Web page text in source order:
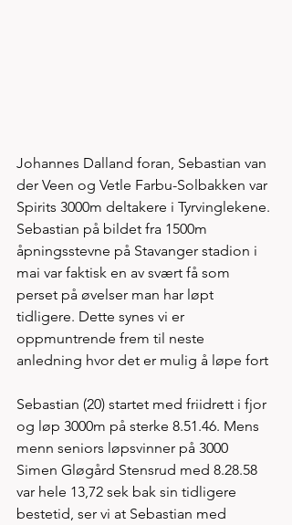
Johannes Dalland foran, Sebastian van
der Veen og Vetle Farbu-Solbakken var
Spirits 3000m deltakere i Tyrvinglekene.
Sebastian på bildet fra 1500m
åpningsstevne på Stavanger stadion i
mai var faktisk en av svært få som
perset på øvelser man har løpt
tidligere. Dette synes vi er
oppmuntrende frem til neste
anledning hvor det er mulig å løpe fort
Sebastian (20) startet med friidrett i fjor
og løp 3000m på sterke 8.51.46. Mens
menn seniors løpsvinner på 3000
Simen Gløgård Stensrud med 8.28.58
var hele 13,72 sek bak sin tidligere
bestetid, ser vi at Sebastian med